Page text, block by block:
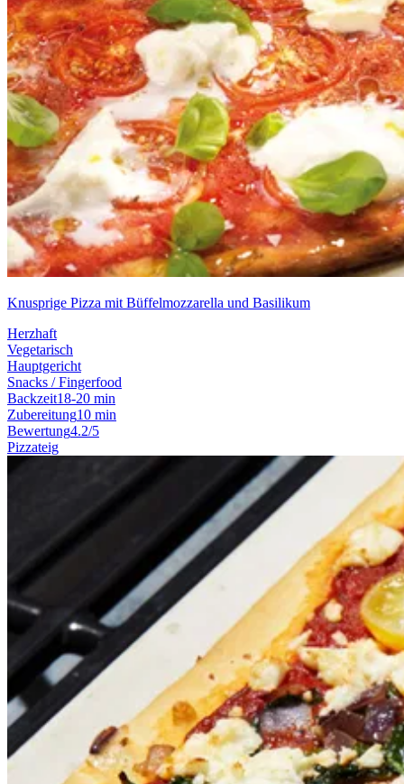
Knusprige Pizza mit Büffelmozzarella und Basilikum
Herzhaft
Vegetarisch
Hauptgericht
Snacks / Fingerfood
Backzeit18-20 min
Zubereitung10 min
Bewertung4.2/5
Pizzateig